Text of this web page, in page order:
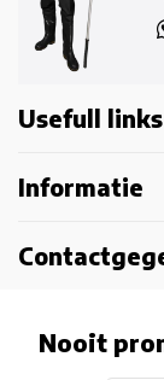
Usefull links
Informatie
Nooit